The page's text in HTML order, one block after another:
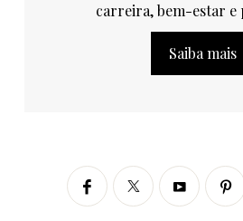
carreira, bem-estar e
Saiba mais